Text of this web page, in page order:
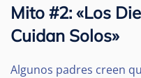
Mito #2: «Los
Cuidan Solos»
Algunos padres creen